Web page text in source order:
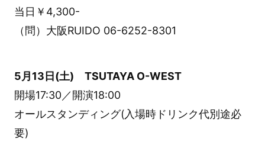
当日￥4,300-
（問）大阪RUIDO 06-6252-8301
5月13日(土) TSUTAYA O-WEST
開場17:30／開演18:00
オールスタンディング(入場時ドリンク代別途必
要)